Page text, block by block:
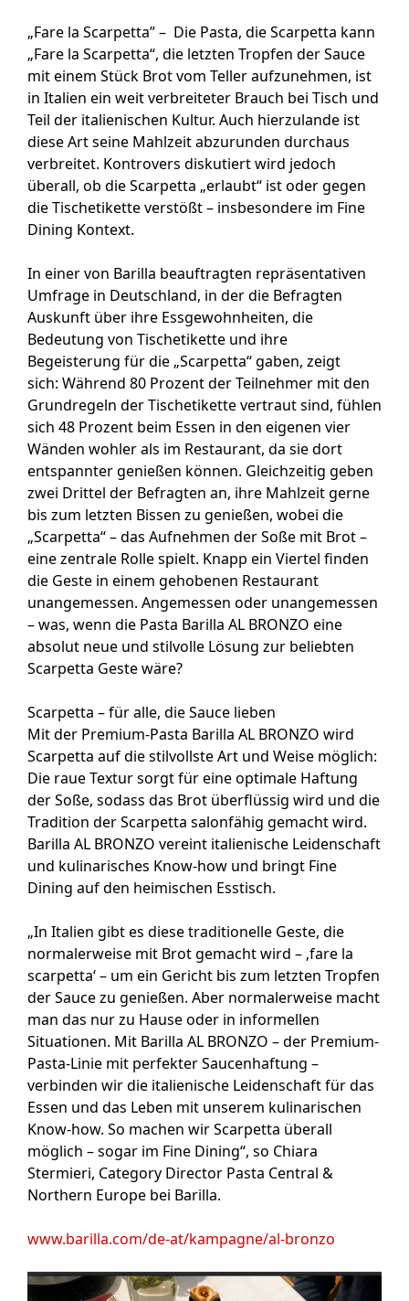
„Fare la Scarpetta” – Die Pasta, die Scarpetta kann
„Fare la Scarpetta“, die letzten Tropfen der Sauce
mit einem Stück Brot vom Teller aufzunehmen, ist
in Italien ein weit verbreiteter Brauch bei Tisch und
Teil der italienischen Kultur. Auch hierzulande ist
diese Art seine Mahlzeit abzurunden durchaus
verbreitet. Kontrovers diskutiert wird jedoch
überall, ob die Scarpetta „erlaubt“ ist oder gegen
die Tischetikette verstößt – insbesondere im Fine
Dining Kontext.
In einer von Barilla beauftragten repräsentativen
Umfrage in Deutschland, in der die Befragten
Auskunft über ihre Essgewohnheiten, die
Bedeutung von Tischetikette und ihre
Begeisterung für die „Scarpetta“ gaben, zeigt
sich: Während 80 Prozent der Teilnehmer mit den
Grundregeln der Tischetikette vertraut sind, fühlen
sich 48 Prozent beim Essen in den eigenen vier
Wänden wohler als im Restaurant, da sie dort
entspannter genießen können. Gleichzeitig geben
zwei Drittel der Befragten an, ihre Mahlzeit gerne
bis zum letzten Bissen zu genießen, wobei die
„Scarpetta“ – das Aufnehmen der Soße mit Brot –
eine zentrale Rolle spielt. Knapp ein Viertel finden
die Geste in einem gehobenen Restaurant
unangemessen. Angemessen oder unangemessen
– was, wenn die Pasta Barilla AL BRONZO eine
absolut neue und stilvolle Lösung zur beliebten
Scarpetta Geste wäre?
Scarpetta – für alle, die Sauce lieben
Mit der Premium-Pasta Barilla AL BRONZO wird
Scarpetta auf die stilvollste Art und Weise möglich:
Die raue Textur sorgt für eine optimale Haftung
der Soße, sodass das Brot überflüssig wird und die
Tradition der Scarpetta salonfähig gemacht wird.
Barilla AL BRONZO vereint italienische Leidenschaft
und kulinarisches Know-how und bringt Fine
Dining auf den heimischen Esstisch.
„In Italien gibt es diese traditionelle Geste, die
normalerweise mit Brot gemacht wird – ‚fare la
scarpetta‘ – um ein Gericht bis zum letzten Tropfen
der Sauce zu genießen. Aber normalerweise macht
man das nur zu Hause oder in informellen
Situationen. Mit Barilla AL BRONZO – der Premium-
Pasta-Linie mit perfekter Saucenhaftung –
verbinden wir die italienische Leidenschaft für das
Essen und das Leben mit unserem kulinarischen
Know-how. So machen wir Scarpetta überall
möglich – sogar im Fine Dining“, so Chiara
Stermieri, Category Director Pasta Central &
Northern Europe bei Barilla.
www.barilla.com/de-at/kampagne/al-bronzo